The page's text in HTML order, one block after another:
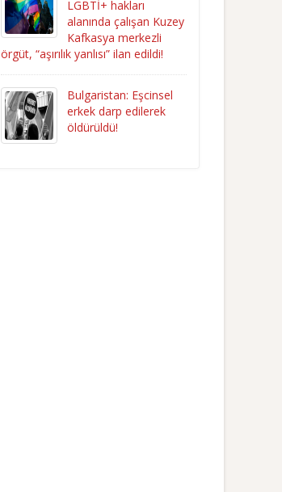
LGBTİ+ hakları
alanında çalışan Kuzey
Kafkasya merkezli
örgüt, “aşırılık yanlısı” ilan edildi!
Bulgaristan: Eşcinsel
erkek darp edilerek
öldürüldü!